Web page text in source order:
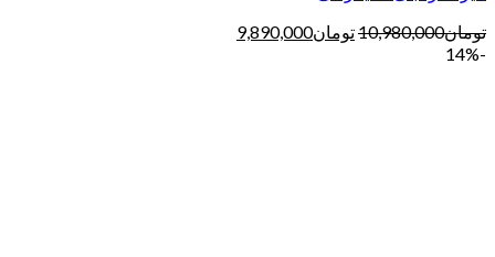
تومان10,980,000تومان9,890,000
-14%